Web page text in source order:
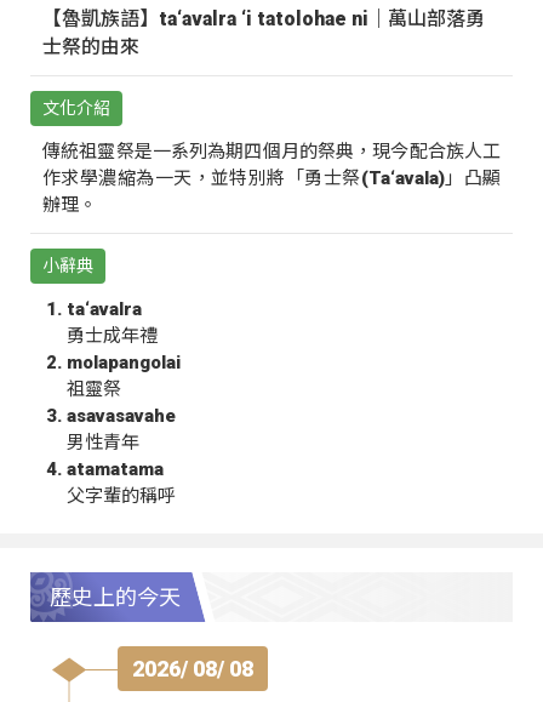
【魯凱族語】ta‘avalra ‘i tatolohae ni｜萬山部落勇
士祭的由來
文化介紹
傳統祖靈祭是一系列為期四個月的祭典，現今配合族人工
作求學濃縮為一天，並特別將「勇士祭(Ta‘avala)」凸顯
辦理。
小辭典
ta‘avalra
勇士成年禮
molapangolai
祖靈祭
asavasavahe
男性青年
atamatama
父字輩的稱呼
歷史上的今天
2026/ 08/ 08